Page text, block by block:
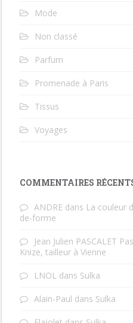
Mode
Non classé
Parfum
Promenade à Paris
Tissus
Voyages
COMMENTAIRES
ANDRE dans La couleur
de-forme
Jean Julien PASCALET
Knize, tailleur à Vienne
LNOL dans Sulka
Alain-Paul dans Sulka